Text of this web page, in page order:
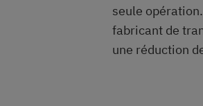
seule
fabricant de
une réduction